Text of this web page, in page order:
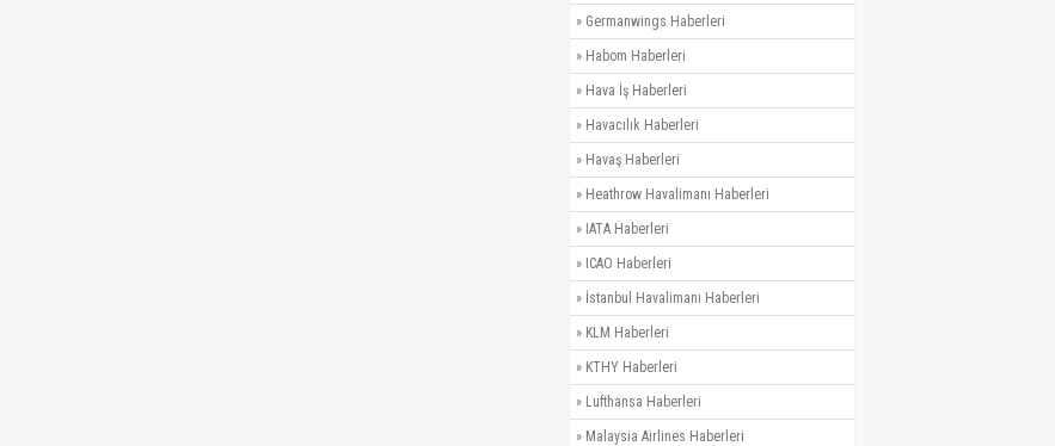
» Germanwings Haberleri
» Habom Haberleri
» Hava İş Haberleri
» Havacılık Haberleri
» Havaş Haberleri
» Heathrow Havalimanı Haberleri
» IATA Haberleri
» ICAO Haberleri
» İstanbul Havalimanı Haberleri
» KLM Haberleri
» KTHY Haberleri
» Lufthansa Haberleri
» Malaysia Airlines Haberleri